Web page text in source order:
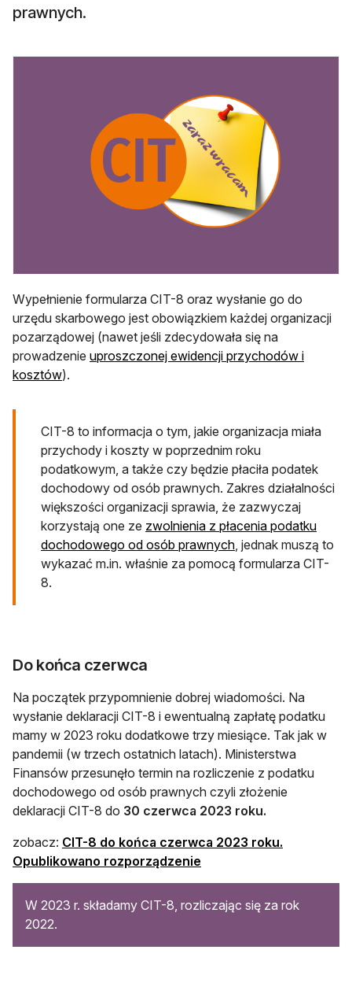
prawnych.
Wypełnienie formularza CIT-8 oraz wysłanie go do
urzędu skarbowego jest obowiązkiem każdej organizacji
pozarządowej (nawet jeśli zdecydowała się na
prowadzenie uproszczonej ewidencji przychodów i
kosztów).
CIT-8 to informacja o tym, jakie organizacja miała
przychody i koszty w poprzednim roku
podatkowym, a także czy będzie płaciła podatek
dochodowy od osób prawnych. Zakres działalności
większości organizacji sprawia, że zazwyczaj
korzystają one ze zwolnienia z płacenia podatku
dochodowego od osób prawnych, jednak muszą to
wykazać m.in. właśnie za pomocą formularza CIT-
8.
Do końca czerwca
Na początek przypomnienie dobrej wiadomości. Na
wysłanie deklaracji CIT-8 i ewentualną zapłatę podatku
mamy w 2023 roku dodatkowe trzy miesiące. Tak jak w
pandemii (w trzech ostatnich latach). Ministerstwa
Finansów przesunęło termin na rozliczenie z podatku
dochodowego od osób prawnych czyli złożenie
deklaracji CIT-8 do 30 czerwca 2023 roku.
zobacz: CIT-8 do końca czerwca 2023 roku.
Opublikowano rozporządzenie
W 2023 r. składamy CIT-8, rozliczając się za rok
2022.